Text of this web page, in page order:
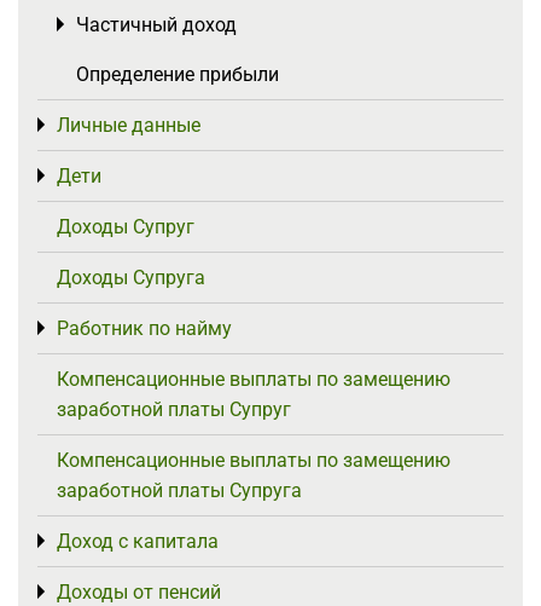
Частичный доход
Toggle menu
Определение прибыли
Личные данные
Toggle menu
Дети
Toggle menu
Доходы Супруг
Доходы Супруга
Работник по найму
Toggle menu
Компенсационные выплаты по замещению
заработной платы Супруг
Компенсационные выплаты по замещению
заработной платы Супруга
Доход с капитала
Toggle menu
Доходы от пенсий
Toggle menu